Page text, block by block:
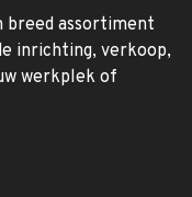
breed assortiment
inrichting, verkoop,
werkplek of